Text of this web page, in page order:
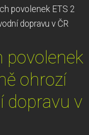
povolenek ETS 2
dopravu v ČR
ohrozí
dopravu v